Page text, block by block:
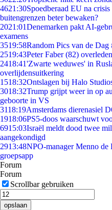
4621:30Spoedberaad EU na
buitengrenzen beter bewaken?
2021:01Denemarken pakt AI-
examens
3519:58Random Pics van de Dag
2519:43Peter Faber (82) overleden
2418:41'Zwarte weduwes' in
overlijdensuitkering
1518:32Ontslagen bij Halo
3018:32Trump grijpt weer in op
geboorte in VS
3118:19Amsterdams dierenasiel
1918:06PS5-doos waarschuwt
6915:03Israël meldt dood twee
aangekondigd
2913:48NPO-manager Menno de
groepsapp
Forum
Forum
Scrollbar gebruiken
opslaan